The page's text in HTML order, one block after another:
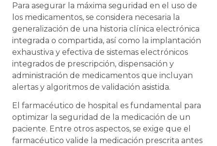
Para asegurar la máxima seguridad en el uso de
los medicamentos, se considera necesaria la
generalización de una historia clínica electrónica
integrada o compartida, así como la implantación
exhaustiva y efectiva de sistemas electrónicos
integrados de prescripción, dispensación y
administración de medicamentos que incluyan
alertas y algoritmos de validación asistida.
El farmacéutico de hospital es fundamental para
optimizar la seguridad de la medicación de un
paciente. Entre otros aspectos, se exige que el
farmacéutico valide la medicación prescrita antes